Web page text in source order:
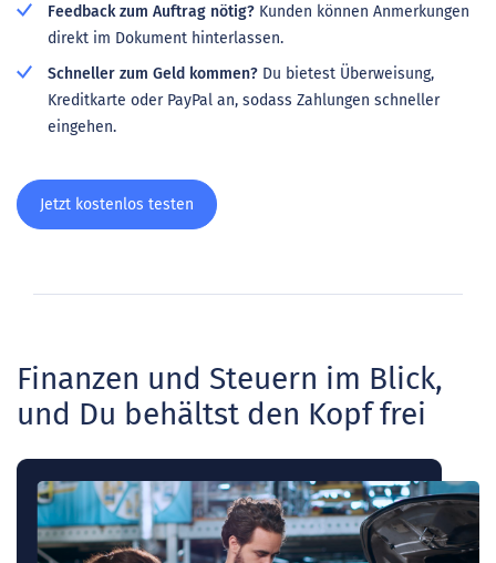
Feedback zum Auftrag nötig? Kunden können Anmerkungen
direkt im Dokument hinterlassen.
Schneller zum Geld kommen? Du bietest Überweisung,
Kreditkarte oder PayPal an, sodass Zahlungen schneller
eingehen.
Jetzt kostenlos testen
Finanzen und Steuern im Blick,
und Du behältst den Kopf frei